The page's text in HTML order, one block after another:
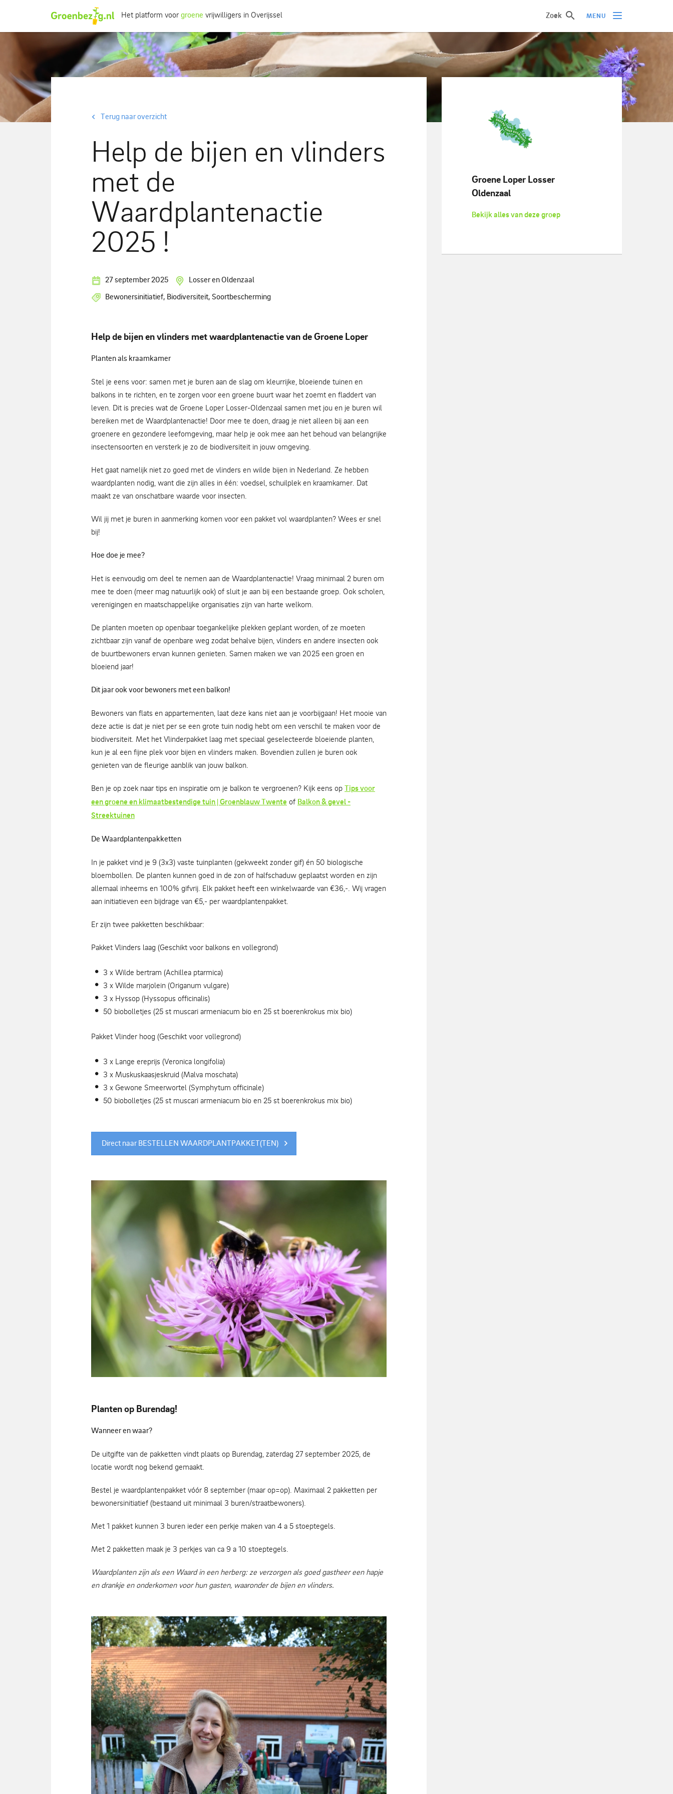
Het platform voor groene vrijwilligers in Overijssel Zoek MENU
Ik wil iets doen
Ik wil iets leren
Verhalen uit het veld
Over groenbezig
Meld jouw werkgroep of initiatief aan
Hoe heeft jouw gemeente het geregeld?
Terug naar overzicht
Help de bijen en vlinders
met de
Waardplantenactie
2025 !
27 september 2025
Losser en Oldenzaal
Bewonersinitiatief, Biodiversiteit, Soortbescherming
Help de bijen en vlinders met waardplantenactie van de Groene Loper
Planten als kraamkamer
Stel je eens voor: samen met je buren aan de slag om kleurrijke, bloeiende tuinen en
balkons in te richten, en te zorgen voor een groene buurt waar het zoemt en fladdert van
leven. Dit is precies wat de Groene Loper Losser-Oldenzaal samen met jou en je buren wil
bereiken met de Waardplantenactie! Door mee te doen, draag je niet alleen bij aan een
groenere en gezondere leefomgeving, maar help je ook mee aan het behoud van belangrijke
insectensoorten en versterk je zo de biodiversiteit in jouw omgeving.
Het gaat namelijk niet zo goed met de vlinders en wilde bijen in Nederland. Ze hebben
waardplanten nodig, want die zijn alles in één: voedsel, schuilplek en kraamkamer. Dat
maakt ze van onschatbare waarde voor insecten.
Wil jij met je buren in aanmerking komen voor een pakket vol waardplanten? Wees er snel
bij!
Hoe doe je mee?
Het is eenvoudig om deel te nemen aan de Waardplantenactie! Vraag minimaal 2 buren om
mee te doen (meer mag natuurlijk ook) of sluit je aan bij een bestaande groep. Ook scholen,
verenigingen en maatschappelijke organisaties zijn van harte welkom.
De planten moeten op openbaar toegankelijke plekken geplant worden, of ze moeten
zichtbaar zijn vanaf de openbare weg zodat behalve bijen, vlinders en andere insecten ook
de buurtbewoners ervan kunnen genieten. Samen maken we van 2025 een groen en
bloeiend jaar!
Dit jaar ook voor bewoners met een balkon!
Bewoners van flats en appartementen, laat deze kans niet aan je voorbijgaan! Het mooie van
deze actie is dat je niet per se een grote tuin nodig hebt om een verschil te maken voor de
biodiversiteit. Met het Vlinderpakket laag met speciaal geselecteerde bloeiende planten,
kun je al een fijne plek voor bijen en vlinders maken. Bovendien zullen je buren ook
genieten van de fleurige aanblik van jouw balkon.
Ben je op zoek naar tips en inspiratie om je balkon te vergroenen? Kijk eens op Tips voor
een groene en klimaatbestendige tuin | Groenblauw Twente of Balkon & gevel -
Streektuinen
De Waardplantenpakketten
In je pakket vind je 9 (3x3) vaste tuinplanten (gekweekt zonder gif) én 50 biologische
bloembollen. De planten kunnen goed in de zon of halfschaduw geplaatst worden en zijn
allemaal inheems en 100% gifvrij. Elk pakket heeft een winkelwaarde van €36,-. Wij vragen
aan initiatieven een bijdrage van €5,- per waardplantenpakket.
Er zijn twee pakketten beschikbaar:
Pakket Vlinders laag (Geschikt voor balkons en vollegrond)
3 x Wilde bertram (Achillea ptarmica)
3 x Wilde marjolein (Origanum vulgare)
3 x Hyssop (Hyssopus officinalis)
50 biobolletjes (25 st muscari armeniacum bio en 25 st boerenkrokus mix bio)
Pakket Vlinder hoog (Geschikt voor vollegrond)
3 x Lange ereprijs (Veronica longifolia)
3 x Muskuskaasjeskruid (Malva moschata)
3 x Gewone Smeerwortel (Symphytum officinale)
50 biobolletjes (25 st muscari armeniacum bio en 25 st boerenkrokus mix bio)
Direct naar BESTELLEN WAARDPLANTPAKKET(TEN)
Planten op Burendag!
Wanneer en waar?
De uitgifte van de pakketten vindt plaats op Burendag, zaterdag 27 september 2025, de
locatie wordt nog bekend gemaakt.
Bestel je waardplantenpakket vóór 8 september (maar op=op). Maximaal 2 pakketten per
bewonersinitiatief (bestaand uit minimaal 3 buren/straatbewoners).
Met 1 pakket kunnen 3 buren ieder een perkje maken van 4 a 5 stoeptegels.
Met 2 pakketten maak je 3 perkjes van ca 9 a 10 stoeptegels.
Waardplanten zijn als een Waard in een herberg: ze verzorgen als goed gastheer een hapje
en drankje en onderkomen voor hun gasten, waaronder de bijen en vlinders.
Groene Loper Losser
Oldenzaal
Bekijk alles van deze groep